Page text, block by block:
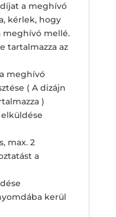
a meghívó
kérlek, hogy
meghívó mellé.
tartalmazza az
meghívó
( A dizájn
)
max. 2
a
kerül